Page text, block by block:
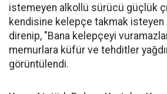
istemeyen alkollü sürücü güçlük
kendisine kelepçe takmak isteyen
direnip, "Bana kelepçeyi
memurlara küfür ve tehditler
görüntülendi.